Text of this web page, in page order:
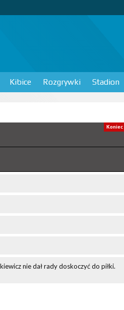
Kibice Rozgrywki Stadion
Koniec
nie dał rady doskoczyć do piłki.